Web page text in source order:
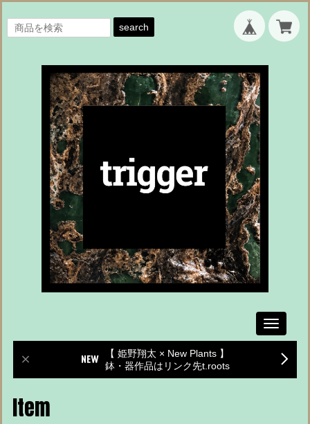
search
Toggle
【 姫野翔太 × New Plants 】
鉢・器作品はリンク先t.roots
Item